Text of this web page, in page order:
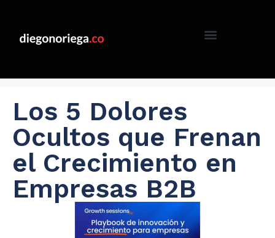
Los 5 Dolores
Ocultos que Frenan
el Crecimiento en
Empresas B2B